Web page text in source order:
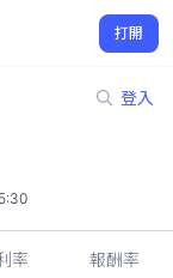
打開
登入
率 報酬率